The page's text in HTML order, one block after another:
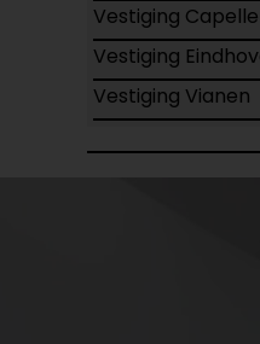
Vestiging
Vestiging
Vestiging Vianen